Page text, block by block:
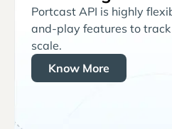
Portcast API is highly
and-play features to
scale.
Know More